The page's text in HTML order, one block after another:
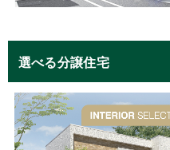
選べる分譲住宅